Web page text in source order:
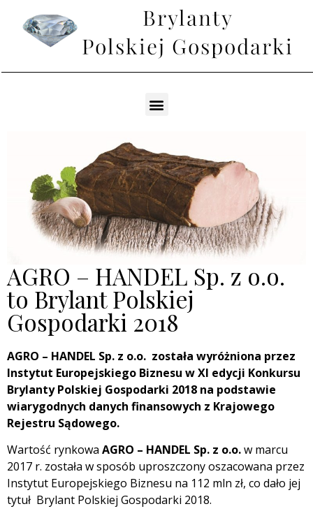
AGRO – HANDEL Sp. z o.o.
to Brylant Polskiej
Gospodarki 2018
AGRO – HANDEL Sp. z o.o. została wyróżniona przez
Instytut Europejskiego Biznesu w XI edycji Konkursu
Brylanty Polskiej Gospodarki 2018 na podstawie
wiarygodnych danych finansowych z Krajowego
Rejestru Sądowego.
Wartość rynkowa AGRO – HANDEL Sp. z o.o.w marcu
2017 r. została w sposób uproszczony oszacowana przez
Instytut Europejskiego Biznesu na 112 mln zł, co dało jej
tytuł Brylant Polskiej Gospodarki 2018.